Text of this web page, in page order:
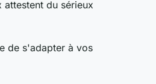
attestent du sérieux
de s'adapter à vos